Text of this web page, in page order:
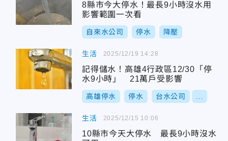
8縣市今大停水！最長9小時沒水用
影響範圍一次看
自來水公司 停水 降壓
生活
記得儲水！高雄4行政區12/30「停
水9小時」 21萬戶受影響
高雄停水 停水 台水公司
2025/12/19 14:28
生活
10縣市今天大停水 最長9小時沒水
2025/12/15 10:06